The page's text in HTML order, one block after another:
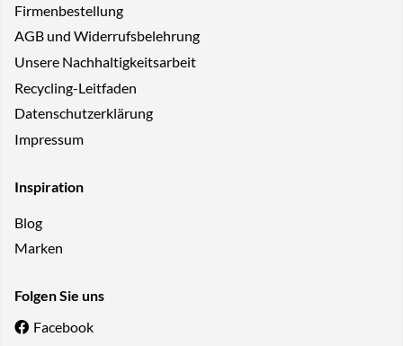
Firmenbestellung
AGB und Widerrufsbelehrung
Unsere Nachhaltigkeitsarbeit
Recycling-Leitfaden
Datenschutzerklärung
Impressum
Inspiration
Blog
Marken
Folgen Sie uns
Facebook